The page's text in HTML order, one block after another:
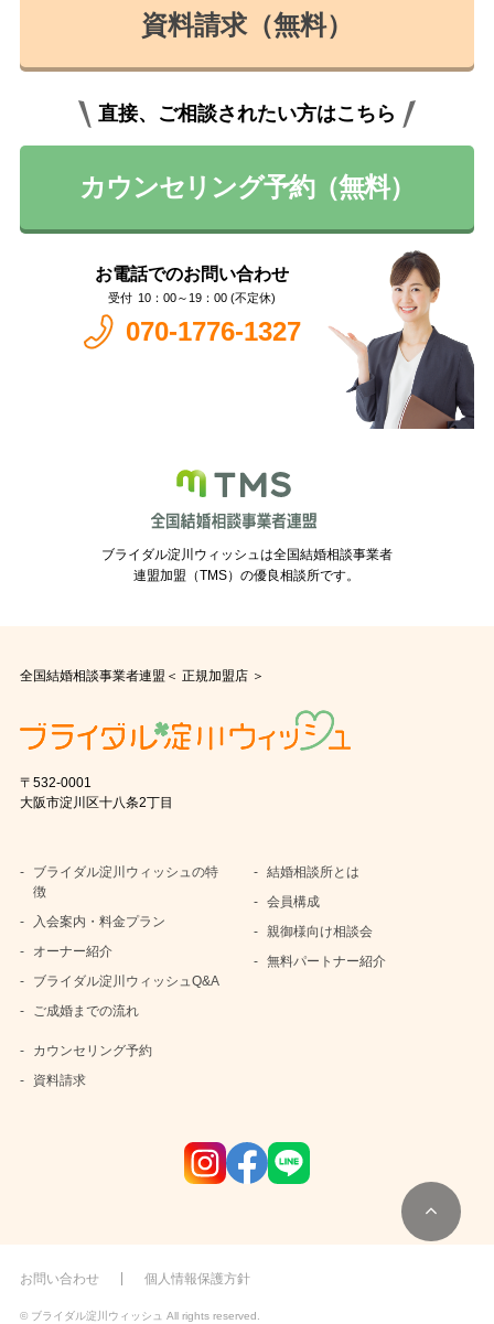
資料請求（無料）
直接、ご相談されたい方はこちら
カウンセリング予約（無料）
お電話でのお問い合わせ
10：00～19：00 (不定休)
070-1776-1327
ブライダル淀川ウィッシュは全国結婚相談事業者
連盟加盟（TMS）の優良相談所です。
全国結婚相談事業者連盟＜ 正規加盟店 ＞
〒532-0001
大阪市淀川区十八条2丁目
ブライダル淀川ウィッシュの特
徴
入会案内・料金プラン
オーナー紹介
ブライダル淀川ウィッシュQ&A
ご成婚までの流れ
結婚相談所とは
会員構成
親御様向け相談会
無料パートナー紹介
カウンセリング予約
資料請求
お問い合わせ 個人情報保護方針
© ブライダル淀川ウィッシュ All rights reserved.